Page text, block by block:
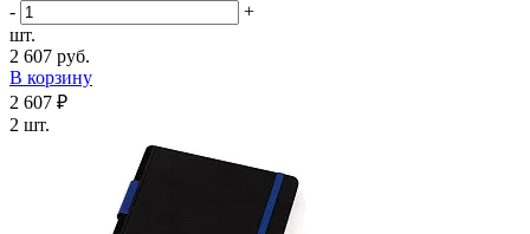
-
+
шт.
2 607 руб.
В корзину
2 607 ₽
2 шт.